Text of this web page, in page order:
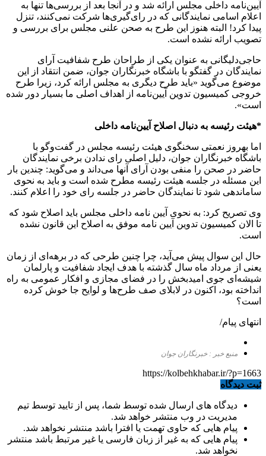
آیین‌نامه داخلی مجلس ارائه شد و در آنجا بعد از بررسی‌ها تنها به
اعلام اسامی نمایندگانی که در رای‌گیری‌ها شرکت نمی‌کنند، تنزل
پیدا کرد! البته هنوز این طرح به صحن علنی مجلس برای بررسی و
تصویب ارائه نشده است.
حاجی‌دلیگانی به عنوان یکی از طراحان طرح شفافیت آرای
نمایندگان در گفتگو با باشگاه خبرنگاران جوان، ضمن انتقاد از این
موضوع می‌گوید «باید طرح دیگری به مجلس ارائه کرد، زیرا طرح
خروجی کمیسیون تدوین آیین‌نامه از اهداف اصلی ما بسیار دور شده
است».
*هیئت رئیسه به دنبال اصلاح آیین‌نامه داخلی
اما بهروز نعمتی سخنگوی هیئت رئیسه مجلس در گفت‌وگو با
باشگاه خبرنگاران جوان، دلیل اصلی رای ندادن برخی نمایندگان
حاضر در صحن را منفی بودن آرای آنها می‌داند و می‌گوید: چندین بار
این مسئله در جلسه هیئت رئیسه مطرح شده است و باید به نحوی
ساماندهی شود تا نمایندگان حاضر در جلسه رای خود را اعلام کنند.
وی تصریح کرد: به نحوی آیین نامه داخلی مجلس باید اصلاح شود که
تا الان کمیسیون تدوین آیین نامه موفق به اصلاح این قانون نشده
است.
حال این سوال پیش می‌آید، چرا چنین طرحی که در برهه‌ای از زمان
یعنی از مرداد ماه سال گذشته با هدف ایجاد شفافیت و پارلمان
شیشه‌ای جوی امیدبخش را در فضای مجازی و افکار عمومی به راه
انداخته بود، اکنون در لابلای صف طرح‌ها و لوایح جا خوش کرده
است؟
انتهای پیام/
منبع خبر : خبرنگاران جوان
https://kolbehkhabar.ir/?p=1663
ثبت دیدگاه
دیدگاه های ارسال شده توسط شما، پس از تایید توسط تیم
مدیریت در وب منتشر خواهد شد.
پیام هایی که حاوی تهمت یا افترا باشد منتشر نخواهد شد.
پیام هایی که به غیر از زبان فارسی یا غیر مرتبط باشد منتشر
نخواهد شد.